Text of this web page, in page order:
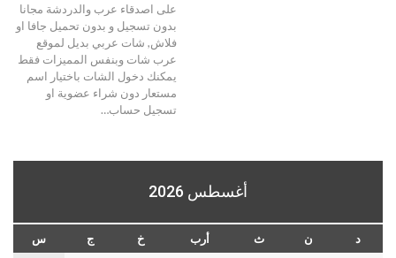
على اصدقاء عرب والدردشة مجانا
بدون تسجيل و بدون تحميل جافا او
فلاش, شات عربي بديل لموقع
عرب شات وبنفس المميزات فقط
يمكنك دخول الشات باختيار اسم
مستعار دون شراء عضوية او
تسجيل حساب…
أغسطس 2026
د ن ث أرب خ ج
س